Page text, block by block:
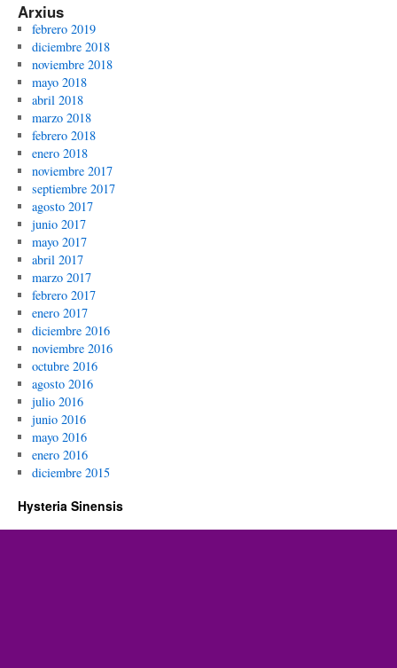
Arxius
febrero 2019
diciembre 2018
noviembre 2018
mayo 2018
abril 2018
marzo 2018
febrero 2018
enero 2018
noviembre 2017
septiembre 2017
agosto 2017
junio 2017
mayo 2017
abril 2017
marzo 2017
febrero 2017
enero 2017
diciembre 2016
noviembre 2016
octubre 2016
agosto 2016
julio 2016
junio 2016
mayo 2016
enero 2016
diciembre 2015
Hysteria Sinensis